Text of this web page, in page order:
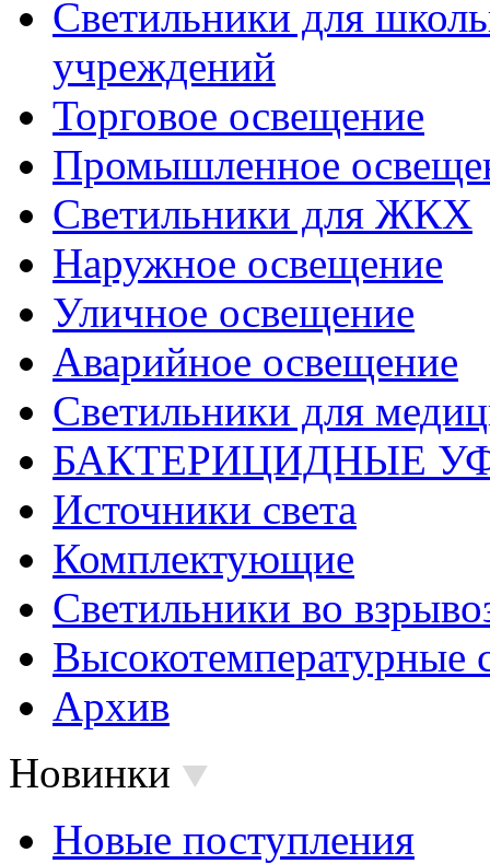
Светильники для
учреждений
Торговое освещение
Промышленное
Светильники для ЖКХ
Наружное освещение
Уличное освещение
Аварийное освещение
Светильники для
БАКТЕРИЦИДНЫЕ
Источники света
Комплектующие
Светильники во
Высокотемпературные
Архив
Новинки
Новые поступления